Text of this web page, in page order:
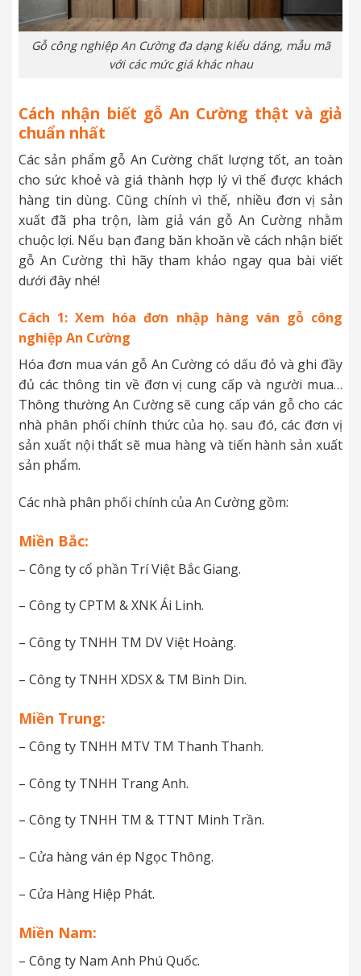
Gỗ công nghiệp An Cường đa dạng kiểu dáng, mẫu mã
với các mức giá khác nhau
Cách nhận biết gỗ An Cường thật và giả
chuẩn nhất
Các sản phẩm gỗ An Cường chất lượng tốt, an toàn
cho sức khoẻ và giá thành hợp lý vì thế được khách
hàng tin dùng. Cũng chính vì thế, nhiều đơn vị sản
xuất đã pha trộn, làm giả ván gỗ An Cường nhằm
chuộc lợi. Nếu bạn đang băn khoăn về cách nhận biết
gỗ An Cường thì hãy tham khảo ngay qua bài viết
dưới đây nhé!
Cách 1: Xem hóa đơn nhập hàng ván gỗ công
nghiệp An Cường
Hóa đơn mua ván gỗ An Cường có dấu đỏ và ghi đầy
đủ các thông tin về đơn vị cung cấp và người mua…
Thông thường An Cường sẽ cung cấp ván gỗ cho các
nhà phân phối chính thức của họ. sau đó, các đơn vị
sản xuất nội thất sẽ mua hàng và tiến hành sản xuất
sản phẩm.
Các nhà phân phối chính của An Cường gồm:
Miền Bắc:
– Công ty cổ phần Trí Việt Bắc Giang.
– Công ty CPTM & XNK Ái Linh.
– Công ty TNHH TM DV Việt Hoàng.
– Công ty TNHH XDSX & TM Bình Din.
Miền Trung:
– Công ty TNHH MTV TM Thanh Thanh.
– Công ty TNHH Trang Anh.
– Công ty TNHH TM & TTNT Minh Trần.
– Cửa hàng ván ép Ngọc Thông.
– Cửa Hàng Hiệp Phát.
Miền Nam:
– Công ty Nam Anh Phú Quốc.